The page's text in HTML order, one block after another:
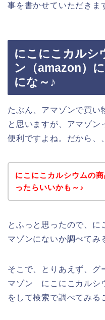
事を書かせていただきま
にこにこカルシ
ン（amazon）
にな～♪
たぶん、アマゾンで買い
と思いますが、アマゾン
便利ですよね。だから、
にこにこカルシウムの
ったらいいかも～♪
とふっと思ったので、に
マゾンにないか調べてみ
そこで、とりあえず、グ
マゾン にこにこカルシ
をして検索で調べてみる